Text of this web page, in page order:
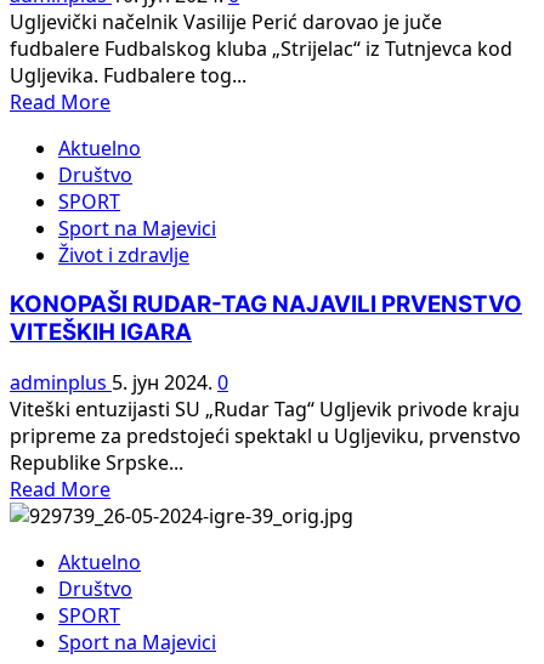
zvezde“
Ugljevički načelnik Vasilije Perić darovao je juče
fudbalere Fudbalskog kluba „Strijelac“ iz Tutnjevca kod
Ugljevika. Fudbalere tog...
Read MoreRead
about
Ugljevički
načelnik
„ponovio“
fudbalere
FK
„Strijelac“
iz
IGRA
ŽIVOT
ULJEPŠAVA
Aktuelno
Društvo
SPORT
Sport na Majevici
Život i zdravlje
KONOPAŠI RUDAR-TAG NAJAVILI PRVENSTVO
VITEŠKIH IGARA
adminplus 5. јун 2024. 0
Viteški entuzijasti SU „Rudar Tag“ Ugljevik privode kraju
pripreme za predstojeći spektakl u Ugljeviku, prvenstvo
Republike Srpske...
Read MoreRead
more
KONOPAŠI
RUDAR-
TAG
NAJAVILI
Aktuelno
Društvo
SPORT
Sport na Majevici